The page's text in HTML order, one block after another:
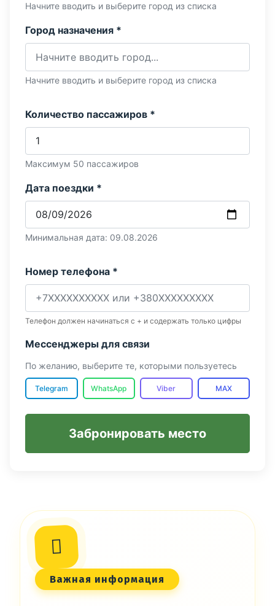
Начните вводить и выберите город из списка
Город назначения *
Начните вводить и выберите город из списка
Количество пассажиров *
Максимум 50 пассажиров
Дата поездки *
Минимальная дата: 09.08.2026
Номер телефона *
Телефон должен начинаться с + и содержать только цифры
Мессенджеры для связи
По желанию, выберите те, которыми пользуетесь
Telegram WhatsApp Viber MAX
Забронировать место
Важная информация